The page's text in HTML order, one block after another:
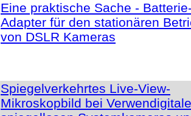
Eine praktische Sache -
Adapter für den stationären
von DSLR Kameras
Spiegelverkehrtes Live-View-
Mikroskopbild bei